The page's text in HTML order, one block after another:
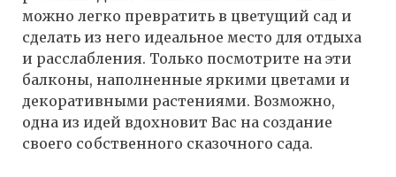
можно легко превратить в цветущий сад и
сделать из него идеальное место для отдыха
и расслабления. Только посмотрите на эти
балконы, наполненные яркими цветами и
декоративными растениями. Возможно,
одна из идей вдохновит Вас на создание
своего собственного сказочного сада.